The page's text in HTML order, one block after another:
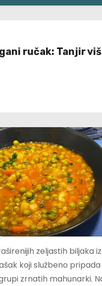
ručak: Tanjir
zeljastih biljaka
koji službeno
zrnatih mahunarki.